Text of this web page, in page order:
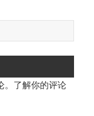
了解你的评论